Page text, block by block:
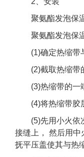
聚氨酯发泡保温
聚氨酯发泡保温
(1)确定热缩带与
(2)截取热缩带的
(3)热缩带的一端
(4)将热缩带胶层
(5)先用小火依次
接缝上， 然后用
抚平压盖使其与热